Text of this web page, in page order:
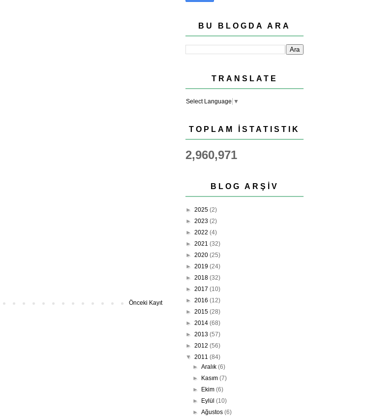
Önceki Kayıt
BU BLOGDA ARA
TRANSLATE
Select Language ▼
TOPLAM İSTATISTIK
2,960,971
BLOG ARŞIV
► 2025 (2)
► 2023 (2)
► 2022 (4)
► 2021 (32)
► 2020 (25)
► 2019 (24)
► 2018 (32)
► 2017 (10)
► 2016 (12)
► 2015 (28)
► 2014 (68)
► 2013 (57)
► 2012 (56)
▼ 2011 (84)
►Aralık(6)
► Kasım(7)
► Ekim(6)
► Eylül(10)
►Ağustos(6)